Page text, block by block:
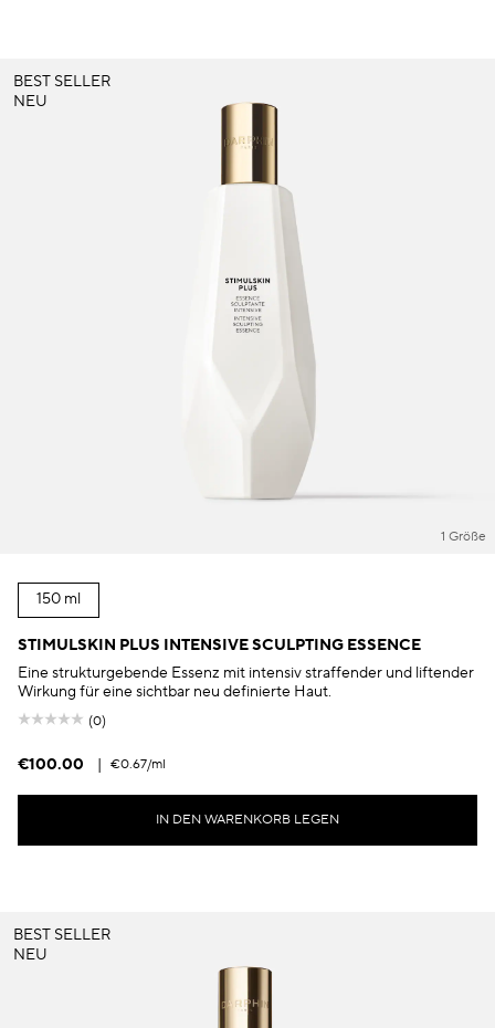
BEST SELLER
NEU
1 Größe
150 ml
STIMULSKIN PLUS INTENSIVE SCULPTING ESSENCE
Eine strukturgebende Essenz mit intensiv straffender und liftender
Wirkung für eine sichtbar neu definierte Haut.
(0)
€100.00 | €0.67/ml
IN DEN WARENKORB LEGEN
BEST SELLER
NEU